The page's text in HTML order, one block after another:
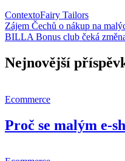
ContextoFairy Tailors
Navigace
pro
příspěvek
Zájem Čechů o nákup na
BILLA Bonus club čeká
Nejnovější
Ecommerce
Proč se malým e-